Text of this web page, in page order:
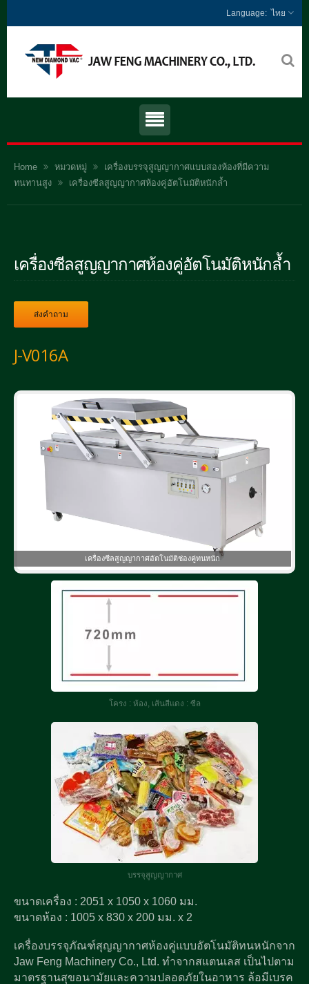
ไทย
Home หมวดหมู่
เครื่องบรรจุสูญญากาศแบบสองห้องที่มีความ
ทนทานสูง
เครื่องซีลสูญญากาศห้องคู่อัตโนมัติหนักล้ำ
เครื่องซีลสูญญากาศห้องคู่อัตโนมัติหนักล้ำ
ส่งคำถาม
J-V016A
เครื่องซีลสูญญากาศอัตโนมัติช่องคู่ทนหนัก
โครง : ห้อง, เส้นสีแดง : ซีล
บรรจุสูญญากาศ
ขนาดเครื่อง : 2051 x 1050 x 1060 มม.
ขนาดห้อง : 1005 x 830 x 200 มม. x 2
เครื่องบรรจุภัณฑ์สุญญากาศห้องคู่แบบอัตโนมัติทนหนักจาก
Jaw Feng Machinery Co., Ltd. ทำจากสแตนเลส เป็นไปตาม
มาตรฐานสุขอนามัยและความปลอดภัยในอาหาร ล้อมีเบรค